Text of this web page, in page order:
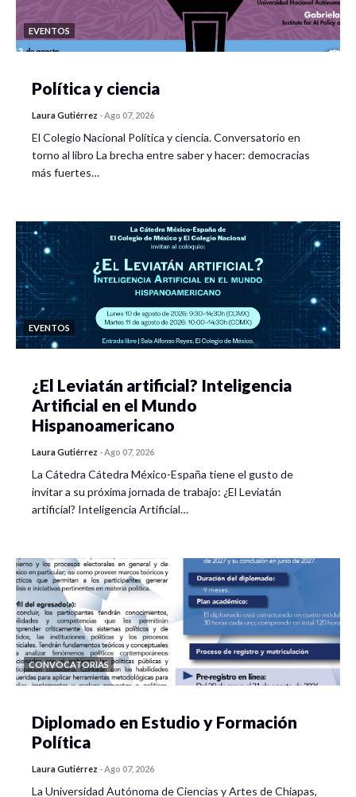
EVENTOS
Política y ciencia
Laura Gutiérrez -Ago 07, 2026
El Colegio Nacional Política y ciencia. Conversatorio en
torno al libro La brecha entre saber y hacer: democracias
más fuertes…
EVENTOS
¿El Leviatán artificial? Inteligencia
Artificial en el Mundo
Hispanoamericano
Laura Gutiérrez -Ago 07, 2026
La Cátedra Cátedra México-España tiene el gusto de
invitar a su próxima jornada de trabajo: ¿El Leviatán
artificial? Inteligencia Artificial…
CONVOCATORIAS
Diplomado en Estudio y Formación
Política
Laura Gutiérrez -Ago 07, 2026
La Universidad Autónoma de Ciencias y Artes de Chiapas,